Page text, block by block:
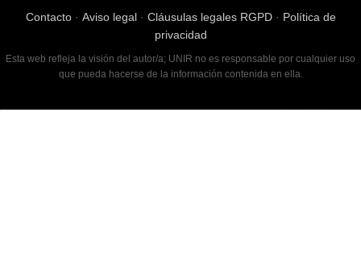
Contacto· Aviso legal· Cláusulas legales RGPD· Política de
privacidad
Esta web refleja la visión del autor/a; UNIR no es responsable por cualquier uso
que pueda hacerse de la información contenida en ella.